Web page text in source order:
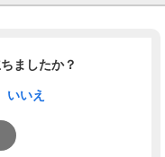
ましたか？
いいえ